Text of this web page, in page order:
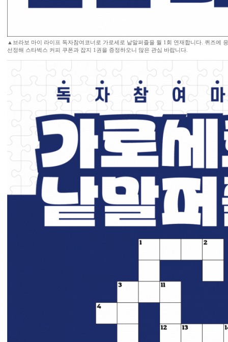
▲브라보 마이 라이프 독자참여코너로 가로세로 낱말퍼즐을 월 1회 연재합니다. 퀴즈에
선정해 스타벅스 커피 쿠폰과 잡지 1권을 증정하오니 많은 관심 바랍니다.